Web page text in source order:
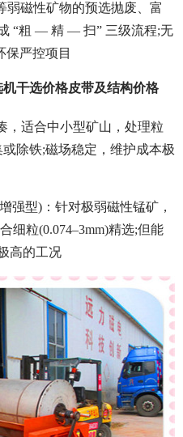
弱磁性矿物的预选抛废、富
“粗 — 精 — 扫” 三级流程;无
保严控项目
干选价格皮带及结构价格
，适合中小型矿山，处理粒
或除铁;磁场稳定，维护成本极
强型)：针对极弱磁性锰矿，
细粒(0.074–3mm)精选;但能
高的工况